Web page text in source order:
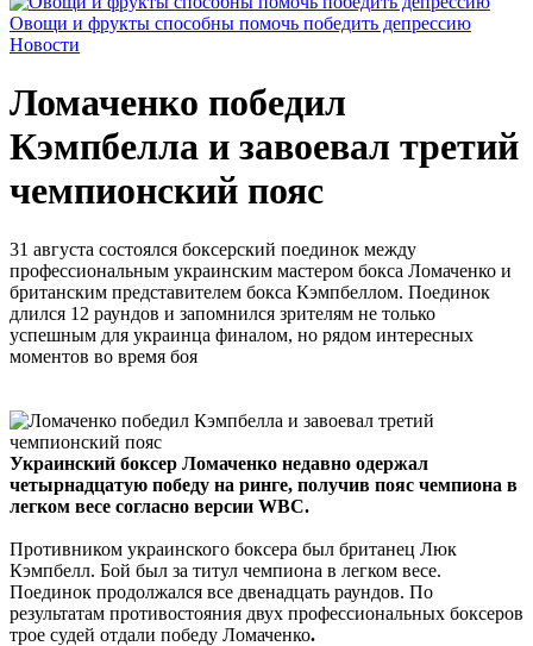
Овощи и фрукты способны помочь победить депрессию
Новости
Ломаченко победил
Кэмпбелла и завоевал третий
чемпионский пояс
31 августа состоялся боксерский поединок между
профессиональным украинским мастером бокса Ломаченко и
британским представителем бокса Кэмпбеллом. Поединок
длился 12 раундов и запомнился зрителям не только
успешным для украинца финалом, но рядом интересных
моментов во время боя
Украинский боксер Ломаченко недавно одержал
четырнадцатую победу на ринге, получив пояс чемпиона в
легком весе согласно версии WBC.
Противником украинского боксера был британец Люк
Кэмпбелл. Бой был за титул чемпиона в легком весе.
Поединок продолжался все двенадцать раундов. По
результатам противостояния двух профессиональных боксеров
трое судей отдали победу Ломаченко.